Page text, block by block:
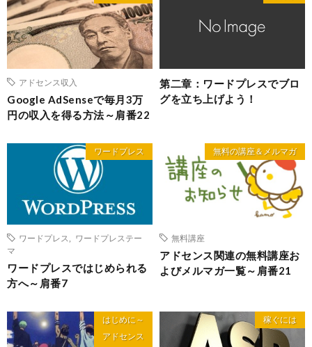
アドセンス収入
Google AdSenseで毎月3万
円の収入を得る方法～肩番22
第二章：ワードプレスでブロ
グを立ち上げよう！
ワードプレス
ワードプレス
ワードプレステー
マ
ワードプレスではじめられる
方へ～肩番7
無料の講座＆メルマガ
無料講座
アドセンス関連の無料講座お
よびメルマガ一覧～肩番21
はじめに～
アドセンス
稼ぐには